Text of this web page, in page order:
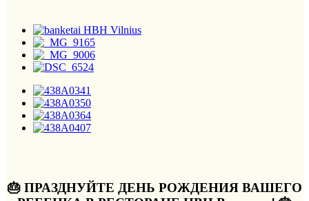
🎂 ПРАЗДНУЙТЕ ДЕНЬ РОЖДЕНИЯ ВАШЕГО